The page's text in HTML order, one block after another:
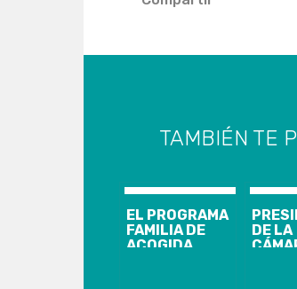
TAMBIÉN TE
EL PROGRAMA
FAMILIA DE
ACOGIDA
DE LA